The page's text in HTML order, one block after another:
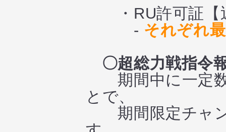
・RU許可証【
- それぞれ
〇超総力戦指令
期間中に一定数
とで、
期間限定チャン